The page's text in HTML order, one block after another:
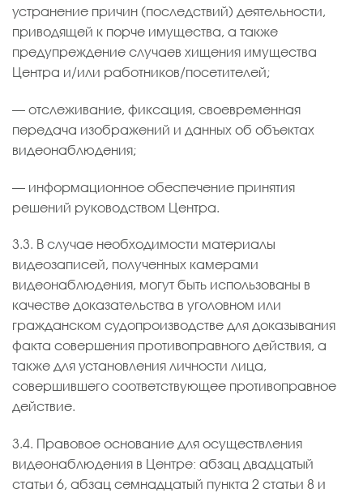
устранение причин (последствий) деятельности,
приводящей к порче имущества, а также
предупреждение случаев хищения имущества
Центра и/или работников/посетителей;
— отслеживание, фиксация, своевременная
передача изображений и данных об объектах
видеонаблюдения;
— информационное обеспечение принятия
решений руководством Центра.
3.3. В случае необходимости материалы
видеозаписей, полученных камерами
видеонаблюдения, могут быть использованы в
качестве доказательства в уголовном или
гражданском судопроизводстве для доказывания
факта совершения противоправного действия, а
также для установления личности лица,
совершившего соответствующее противоправное
действие.
3.4. Правовое основание для осуществления
видеонаблюдения в Центре: абзац двадцатый
статьи 6, абзац семнадцатый пункта 2 статьи 8 и